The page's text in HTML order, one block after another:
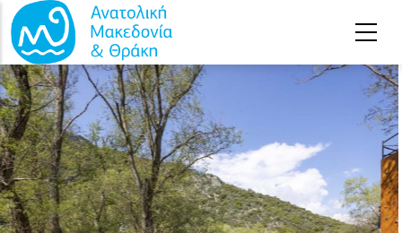
Παράκαμψη προς το κυρίως περιεχόμενο